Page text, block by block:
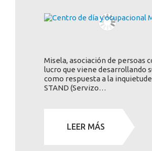
Misela, asociación de persoas
lucro que viene desarrollando
como respuesta a la
STAND (Servizo…
LEER MÁS